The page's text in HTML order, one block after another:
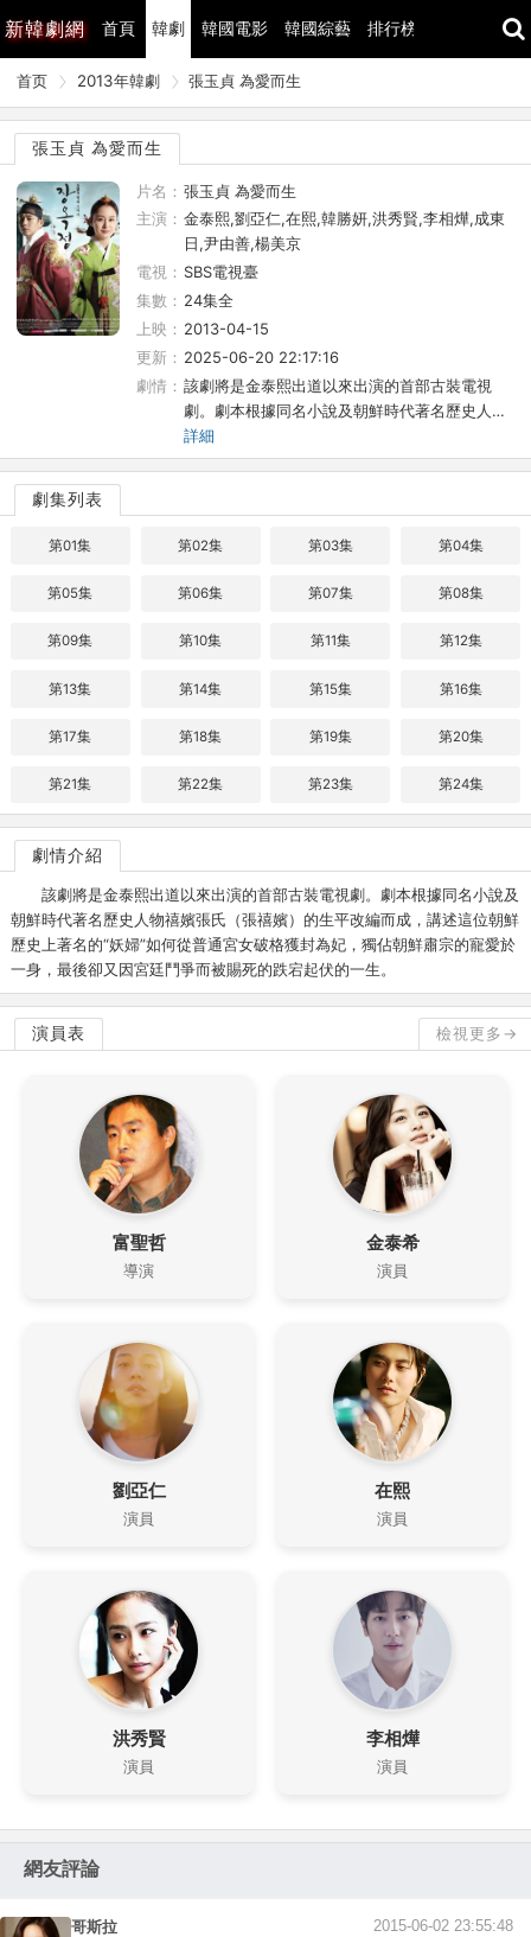
新韓劇網 首頁 韓劇 韓國電影 韓國綜藝 排行榜
首页 2013年韓劇 張玉貞 為愛而生
張玉貞 為愛而生
片名： 張玉貞 為愛而生
主演： 金泰熙,劉亞仁,在熙,韓勝妍,洪秀賢,李相燁,成東
日,尹由善,楊美京
電視： SBS電視臺
集數： 24集全
上映： 2013-04-15
更新： 2025-06-20 22:17:16
劇情： 該劇將是金泰熙出道以來出演的首部古裝電視
劇。劇本根據同名小說及朝鮮時代著名歷史人…
詳細
劇集列表
第01集 第02集 第03集 第04集
第05集 第06集 第07集 第08集
第09集 第10集 第11集 第12集
第13集 第14集 第15集 第16集
第17集 第18集 第19集 第20集
第21集 第22集 第23集 第24集
劇情介紹
該劇將是金泰熙出道以來出演的首部古裝電視劇。劇本根據同名小說及
朝鮮時代著名歷史人物禧嬪張氏（張禧嬪）的生平改編而成，講述這位朝鮮
歷史上著名的“妖婦”如何從普通宮女破格獲封為妃，獨佔朝鮮肅宗的寵愛於
一身，最後卻又因宮廷鬥爭而被賜死的跌宕起伏的一生。
演員表 檢視更多→
富聖哲
導演
金泰希
演員
劉亞仁
演員
在熙
演員
洪秀賢
演員
李相燁
演員
網友評論
哥斯拉 2015-06-02 23:55:48